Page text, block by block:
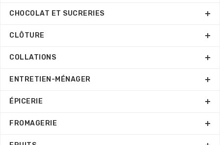
CHOCOLAT ET SUCRERIES
CLÔTURE
COLLATIONS
ENTRETIEN-MÉNAGER
ÉPICERIE
FROMAGERIE